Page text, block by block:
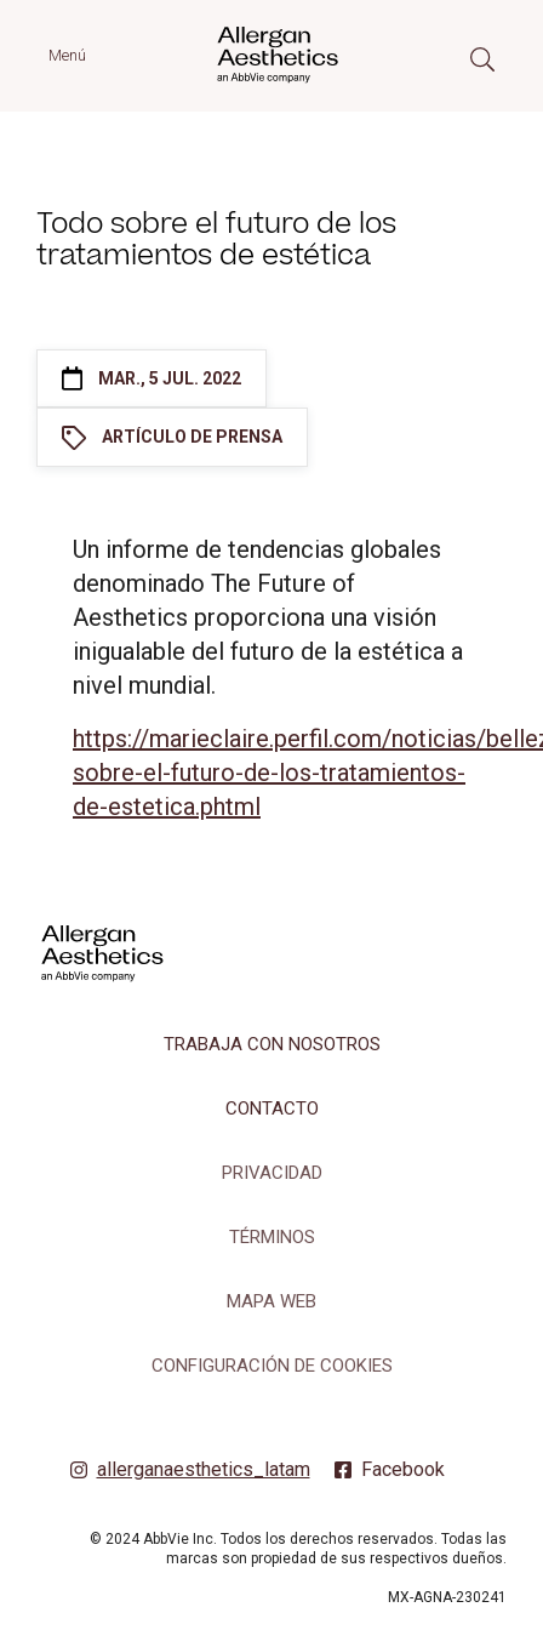
Menú
Todo sobre el futuro de los
tratamientos de estética
MAR., 5 JUL. 2022
ARTÍCULO DE PRENSA
Un informe de tendencias globales
denominado The Future of
Aesthetics proporciona una visión
inigualable del futuro de la estética a
nivel mundial.
https://marieclaire.perfil.com/noticias/
sobre-el-futuro-de-los-tratamientos-
de-estetica.phtml
TRABAJA CON NOSOTROS
CONTACTO
PRIVACIDAD
TÉRMINOS
MAPA WEB
CONFIGURACIÓN DE COOKIES
allerganaesthetics_latam Facebook
© 2024 AbbVie Inc. Todos los derechos reservados. Todas las
marcas son propiedad de sus respectivos dueños.
MX-AGNA-230241